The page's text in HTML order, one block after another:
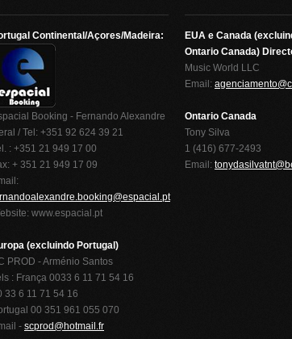
Continental/Açores/Madeira:
Booking - Fernando Alexandre
/ Tel: +351 92 624 39 21
: +351 21 949 17 00
+ 351 21 949 17 09
www.espacial.pt
(excluindo Portugal)
PROD - Arménio Santos
: França 0033 6 11 71 54 16
33 6 11 71 54 16
00 351 961 055 070
- scprod@hotmail.fr
EUA e Canada
Ontario Canada)
Music World LLC
Email:
Ontario Canada
Tony Silva
1 (416) 677-2493
Email: